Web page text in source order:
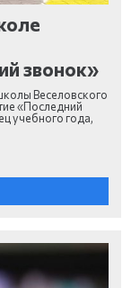
звонок»
Веселовского
«Последний
учебного года,